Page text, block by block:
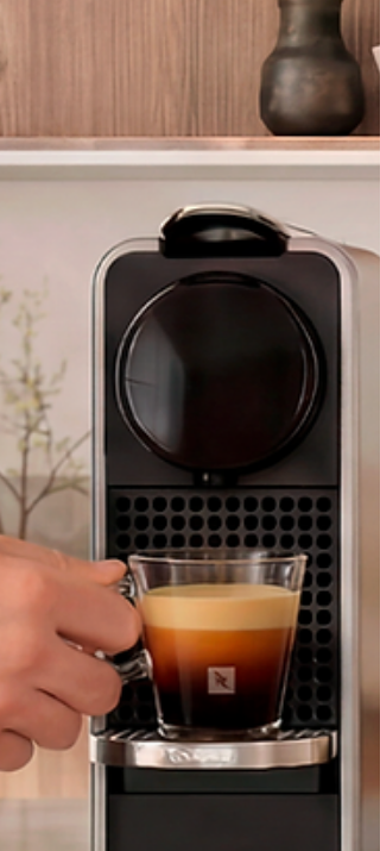
nueva edición de su “Cyber del Deporte”,
instancia que se desarrollará entre el 1 y el
4 de junio y que incluirá descuentos en
todo su catálogo de más de 5.000
productos deportivos,